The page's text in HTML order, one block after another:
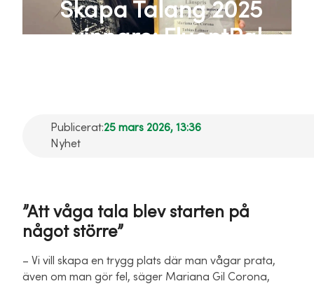
Skapa Talang 2025
vinnare: FluentPal
Publicerat:25 mars 2026, 13:36
Nyhet
”Att våga tala blev starten på
något större”
– Vi vill skapa en trygg plats där man vågar prata,
även om man gör fel, säger Mariana Gil Corona,